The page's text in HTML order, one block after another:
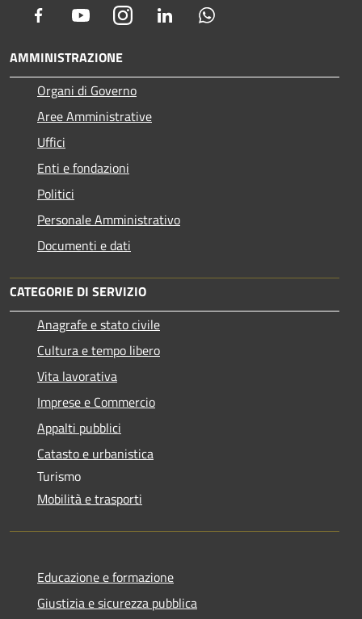
Facebook YoutubeInstagram LinkedIn
AMMINISTRAZIONE
Organi di Governo
Aree Amministrative
Uffici
Enti e fondazioni
Politici
Personale Amministrativo
Documenti e dati
CATEGORIE DI SERVIZIO
Anagrafe e stato civile
Cultura e tempo libero
Vita lavorativa
Imprese e Commercio
Appalti pubblici
Catasto e urbanistica
Turismo
Mobilità e trasporti
Educazione e formazione
Giustizia e sicurezza pubblica